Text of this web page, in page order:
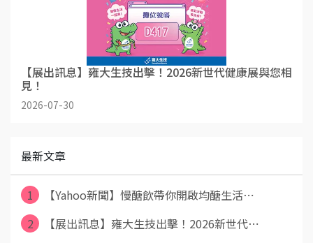
【展出訊息】雍大生技出擊！2026新世代健康展與您相
見！
2026-07-30
最新文章
1
【Yahoo新聞】慢醣飲帶你開啟均醣生活⋯
2
【展出訊息】雍大生技出擊！2026新世代⋯